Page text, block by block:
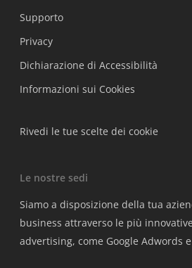
Supporto
Privacy
Dichiarazione di Accessibilità
Informazioni sui Cookies
Rivedi le tue scelte dei cookie
Le nostre sedi
Siamo a disposizione della tua
business attraverso le più
advertising, come Google Adwords e